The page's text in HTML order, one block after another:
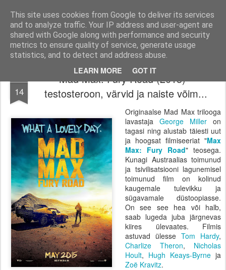
This site uses cookies from Google to deliver its services
and to analyze traffic. Your IP address and user-agent are
shared with Google along with performance and security
metrics to ensure quality of service, generate usage
statistics, and to detect and address abuse.
LEARN MORE GOT IT
Filmid, mängud ja muu huvitav! Filmi-, mängu- ja tootearvustused, TOP nimekirjad ja palju muud huvitavat.
Pages
14
Mad Max: Fury Road (2015) -
testosteroon, värvid ja naiste võim...
Originaalse Mad Max trilooga
lavastaja George Miller on
tagasi ning alustab täiesti uut
ja hoogsat filmiseeriat "Max
Max: Fury Road" teosega.
Kunagi Austraalias toimunud
ja tsivilisatsiooni lagunemisel
toimunud film on kolinud
kaugemale tulevikku ja
sügavamale düstoopiasse.
On see see hea või halb,
saab lugeda juba järgnevas
kiires ülevaates. Filmis
astuvad ülesse Tom Hardy,
Charlize Theron, Nicholas
Hoult, Hugh Keays-Byrne ja
Zoë Kravitz.